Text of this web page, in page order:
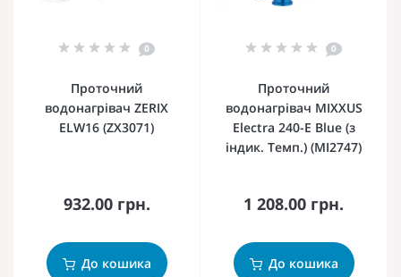
0
Проточний
водонагрівач ZERIX
ELW16 (ZX3071)
932.00 грн.
До кошика
0
Проточний
водонагрівач MIXXUS
Electra 240-E Blue (з
індик. Темп.) (MI2747)
1 208.00 грн.
До кошика